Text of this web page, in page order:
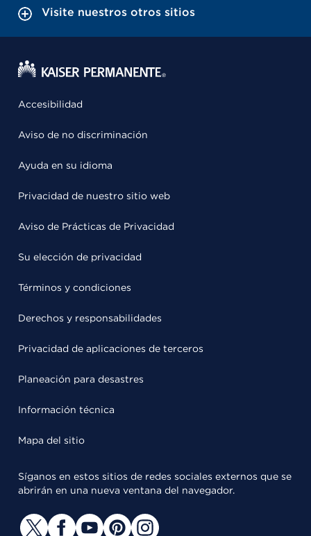
Visite nuestros otros sitios
Accesibilidad
Aviso de no discriminación
Ayuda en su idioma
Privacidad de nuestro sitio web
Aviso de Prácticas de Privacidad
Su elección de privacidad
Términos y condiciones
Derechos y responsabilidades
Privacidad de aplicaciones de terceros
Planeación para desastres
Información técnica
Mapa del sitio
Síganos en estos sitios de redes sociales externos que se
abrirán en una nueva ventana del navegador.